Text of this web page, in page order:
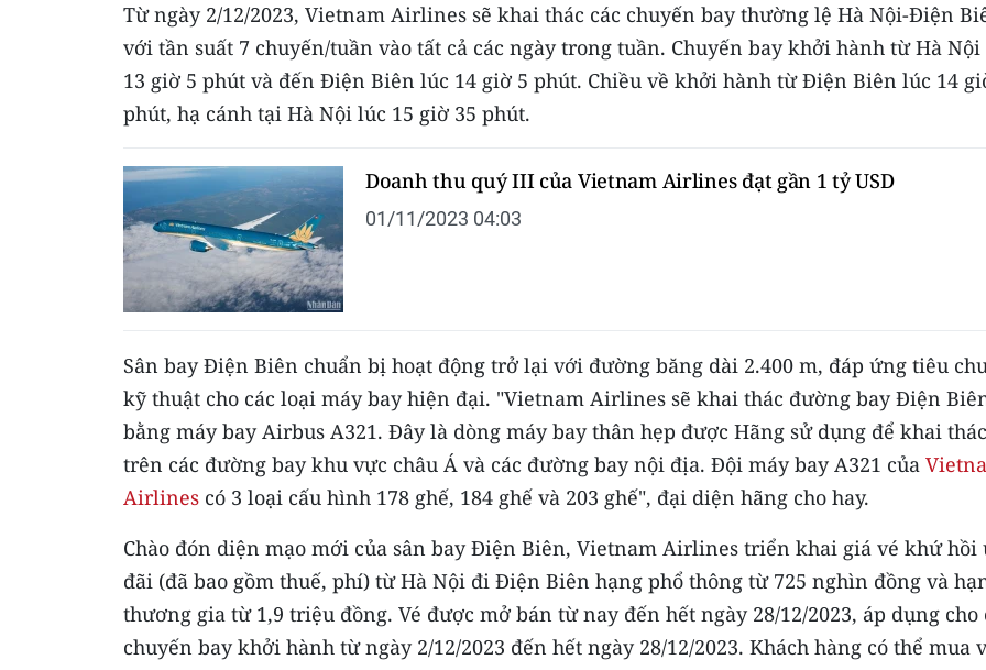
Từ ngày 2/12/2023, Vietnam Airlines sẽ khai thác các chuyến bay thường lệ Hà Nội-Điện
với tần suất 7 chuyến/tuần vào tất cả các ngày trong tuần. Chuyến bay khởi hành từ Hà
13 giờ 5 phút và đến Điện Biên lúc 14 giờ 5 phút. Chiều về khởi hành từ Điện Biên lúc 14
phút, hạ cánh tại Hà Nội lúc 15 giờ 35 phút.
Doanh thu quý III của Vietnam Airlines đạt gần 1 tỷ USD
01/11/2023 04:03
Sân bay Điện Biên chuẩn bị hoạt động trở lại với đường băng dài 2.400 m, đáp ứng tiêu
kỹ thuật cho các loại máy bay hiện đại. "Vietnam Airlines sẽ khai thác đường bay Điện
bằng máy bay Airbus A321. Đây là dòng máy bay thân hẹp được Hãng sử dụng để khai thác
trên các đường bay khu vực châu Á và các đường bay nội địa. Đội máy bay A321 của
Airlines có 3 loại cấu hình 178 ghế, 184 ghế và 203 ghế", đại diện hãng cho hay.
Chào đón diện mạo mới của sân bay Điện Biên, Vietnam Airlines triển khai giá vé khứ hồi
đãi (đã bao gồm thuế, phí) từ Hà Nội đi Điện Biên hạng phổ thông từ 725 nghìn đồng và
thương gia từ 1,9 triệu đồng. Vé được mở bán từ nay đến hết ngày 28/12/2023, áp dụng cho
chuyến bay khởi hành từ ngày 2/12/2023 đến hết ngày 28/12/2023. Khách hàng có thể mua